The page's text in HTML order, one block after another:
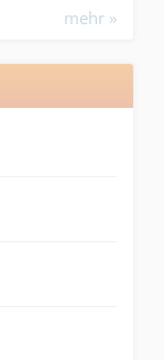
mehr »